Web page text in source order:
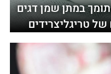
במתן שמן דגים
טריגליצרידים